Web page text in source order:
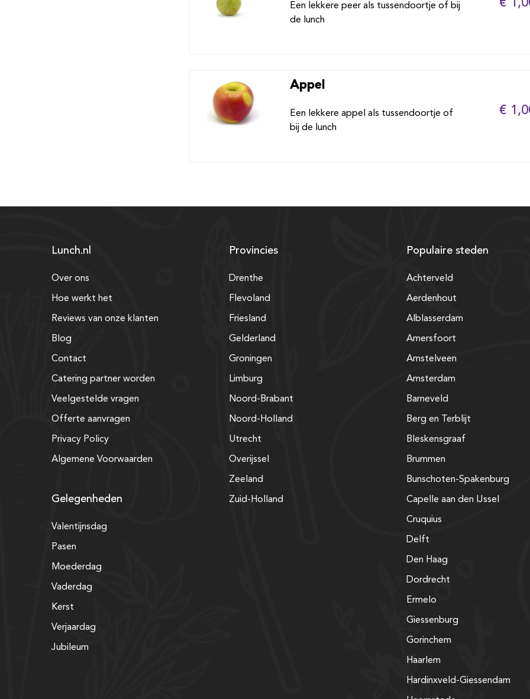
Een lekkere peer als tussendoortje of bij
de lunch
€
Appel
Een lekkere appel als tussendoortje of
bij de lunch
€
Lunch.nl
Over ons
Hoe werkt het
Reviews van onze klanten
Blog
Contact
Catering partner worden
Veelgestelde vragen
Offerte aanvragen
Privacy Policy
Algemene Voorwaarden
Gelegenheden
Valentijnsdag
Pasen
Moederdag
Vaderdag
Kerst
Verjaardag
Jubileum
Provincies
Drenthe
Flevoland
Friesland
Gelderland
Groningen
Limburg
Noord-Brabant
Noord-Holland
Utrecht
Overijssel
Zeeland
Zuid-Holland
Populaire steden
Achterveld
Aerdenhout
Alblasserdam
Amersfoort
Amstelveen
Amsterdam
Barneveld
Berg en Terblijt
Bleskensgraaf
Brummen
Bunschoten-Spakenburg
Capelle aan den IJssel
Cruquius
Delft
Den Haag
Dordrecht
Ermelo
Giessenburg
Gorinchem
Haarlem
Hardinxveld-Giessendam